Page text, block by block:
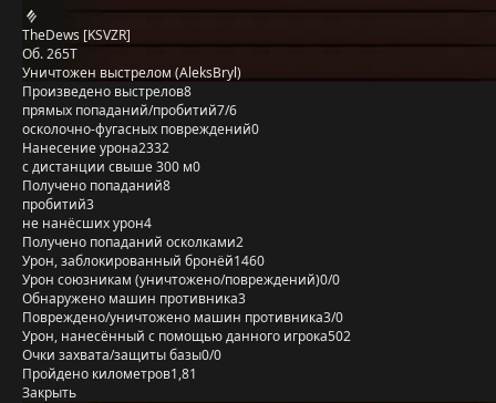
TheDews [KSVZR]
Об. 265Т
Уничтожен выстрелом (AleksBryl)
Произведено выстрелов8
прямых попаданий/пробитий7/6
осколочно-фугасных повреждений0
Нанесение урона2332
с дистанции свыше 300 м0
Получено попаданий8
пробитий3
не нанёсших урон4
Получено попаданий осколками2
Урон, заблокированный бронёй1460
Урон союзникам (уничтожено/повреждений)0/0
Обнаружено машин противника3
Повреждено/уничтожено машин противника3/0
Урон, нанесённый с помощью данного игрока502
Очки захвата/защиты базы0/0
Пройдено километров1,81
Закрыть